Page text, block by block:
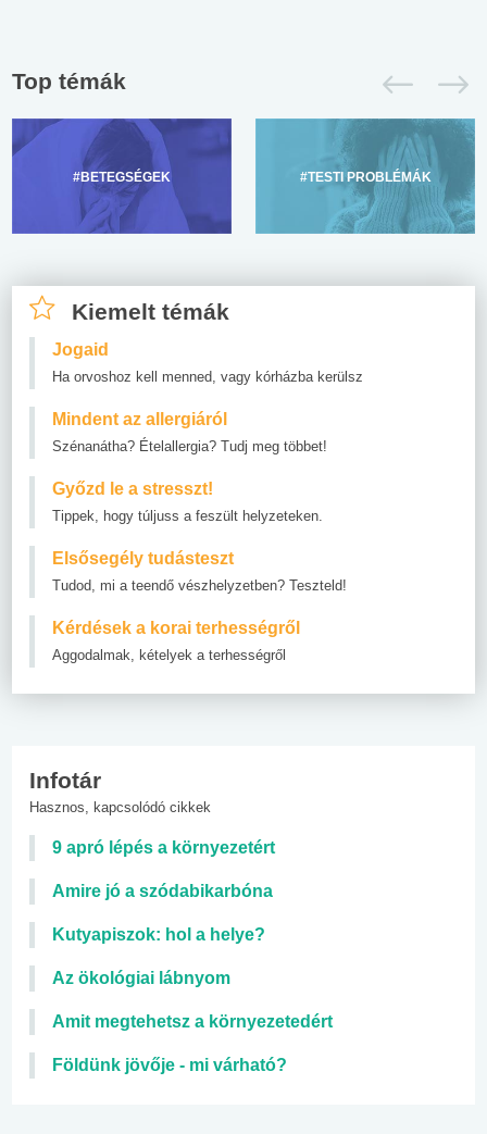
Top témák
#BETEGSÉGEK #TESTI PROBLÉMÁK
Kiemelt témák
Jogaid
Ha orvoshoz kell menned, vagy kórházba kerülsz
Mindent az allergiáról
Szénanátha? Ételallergia? Tudj meg többet!
Győzd le a stresszt!
Tippek, hogy túljuss a feszült helyzeteken.
Elsősegély tudásteszt
Tudod, mi a teendő vészhelyzetben? Teszteld!
Kérdések a korai terhességről
Aggodalmak, kételyek a terhességről
Infotár
Hasznos, kapcsolódó cikkek
9 apró lépés a környezetért
Amire jó a szódabikarbóna
Kutyapiszok: hol a helye?
Az ökológiai lábnyom
Amit megtehetsz a környezetedért
Földünk jövője - mi várható?